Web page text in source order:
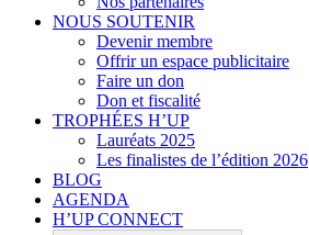
NOUS SOUTENIR
Devenir membre
Offrir un espace publicitaire
Faire un don
Don et fiscalité
TROPHÉES H’UP
Lauréats 2025
Les finalistes de l’édition 2026
BLOG
AGENDA
H’UP CONNECT